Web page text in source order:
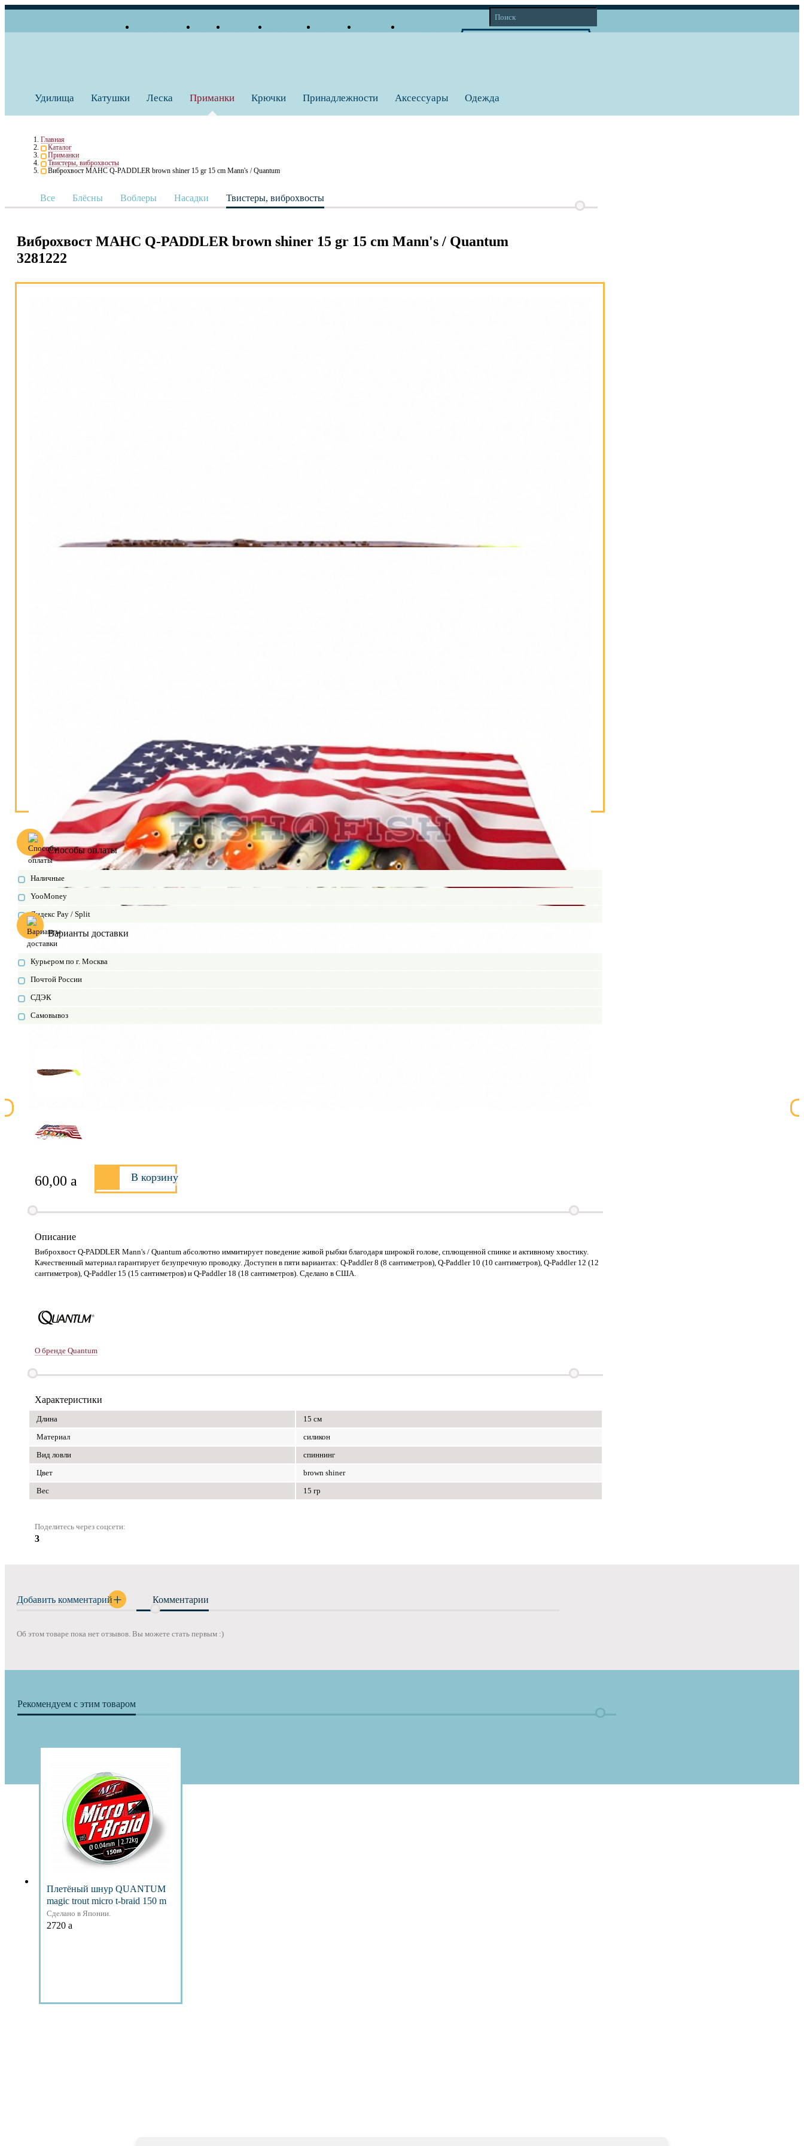
Удилища Катушки Леска Приманки Крючки Принадлежности Аксессуары Одежда
Главная
Каталог
Приманки
Твистеры, виброхвосты
Виброхвост МАНС Q-PADDLER brown shiner 15 gr 15 cm Mann's / Quantum
Все Блёсны Воблеры Насадки Твистеры, виброхвосты
Виброхвост МАНС Q-PADDLER brown shiner 15 gr 15 cm Mann's / Quantum
3281222
Способы оплаты
Наличные
YooMoney
Яндекс Pay / Split
Варианты доставки
Курьером по г. Москва
Почтой России
СДЭК
Самовывоз
60,00 a В корзину
Описание
Виброхвост Q-PADDLER Mann's / Quantum абсолютно иммитирует поведение живой рыбки благодаря широкой голове, сплющенной спинке и активному хвостику.
Качественный материал гарантирует безупречную проводку. Доступен в пяти вариантах: Q-Paddler 8 (8 сантиметров), Q-Paddler 10 (10 сантиметров), Q-Paddler 12 (12
сантиметров), Q-Paddler 15 (15 сантиметров) и Q-Paddler 18 (18 сантиметров). Сделано в США.
О бренде Quantum
Характеристики
Длина
15 см
Материал
силикон
Вид ловли
спиннинг
Цвет
brown shiner
Вес
15 гр
Поделитесь через соцсети:
3
Добавить комментарий Комментарии
Об этом товаре пока нет отзывов. Вы можете стать первым :)
Рекомендуем с этим товаром
Плетёный шнур QUANTUM
magic trout micro t-braid 150 m
Сделано в Японии.
2720 a